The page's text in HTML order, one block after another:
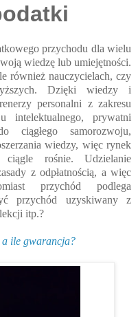
przychodu dla wielu
wiedzę lub umiejętności.
również nauczycielach, czy
Dzięki wiedzy i
personalni z zakresu
intelektualnego, prywatni
ciągłego samorozwoju,
wiedzy, więc rynek
rośnie. Udzielanie
z odpłatnością, a więc
przychód podlega
przychód uzyskiwany z
itp.?
ile gwarancja?